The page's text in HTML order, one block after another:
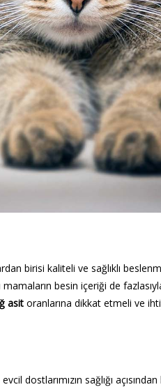
birisi kaliteli ve sağlıklı
besin içeriği de
asit oranlarına dikkat etmeli ve
dostlarımızın sağlığı